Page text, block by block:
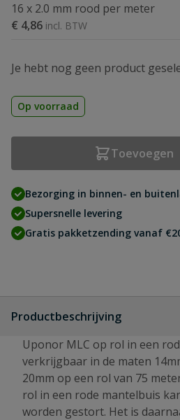
16 x 2.0 mm rood per meter
€ 4,86
Je hebt nog geen product
Op voorraad
Toevoegen
Bezorging in binnen- en
Supersnelle levering
Gratis pakketzending vanaf
Productbeschrijving
Uponor MLC op rol in een
verkrijgbaar in de maten
20mm op een rol van 75
rol in een rode mantelbuis
worden gestort. Het is